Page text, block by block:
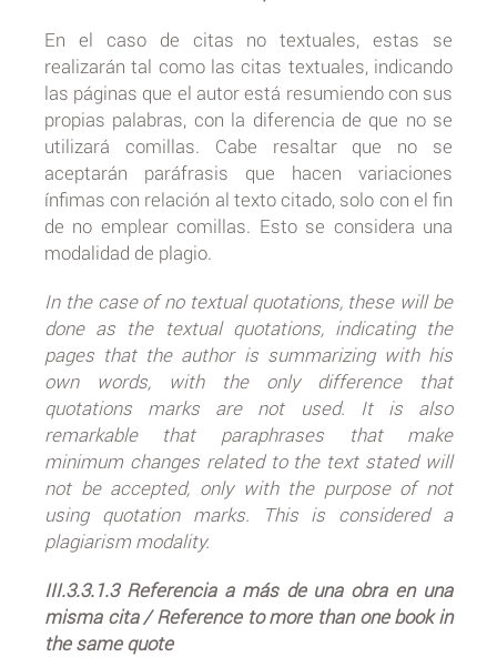
En el caso de citas no textuales, estas se
realizarán tal como las citas textuales, indicando
las páginas que el autor está resumiendo con sus
propias palabras, con la diferencia de que no se
utilizará comillas. Cabe resaltar que no se
aceptarán paráfrasis que hacen variaciones
ínfimas con relación al texto citado, solo con el fin
de no emplear comillas. Esto se considera una
modalidad de plagio.
In the case of no textual quotations, these will be
done as the textual quotations, indicating the
pages that the author is summarizing with his
own words, with the only difference that
quotations marks are not used. It is also
remarkable that paraphrases that make
minimum changes related to the text stated will
not be accepted, only with the purpose of not
using quotation marks. This is considered a
plagiarism modality.
III.3.3.1.3 Referencia a más de una obra en una
misma cita / Reference to more than one book in
the same quote